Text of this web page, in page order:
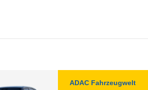
ADAC Fahrzeugwelt